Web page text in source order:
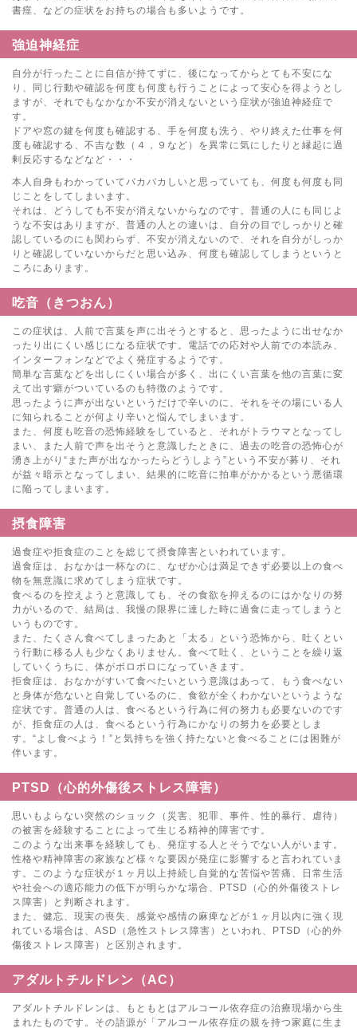
書痙、などの症状をお持ちの場合も多いようです。
強迫神経症
自分が行ったことに自信が持てずに、後になってからとても不安にな
り、同じ行動や確認を何度も何度も行うことによって安心を得ようとし
ますが、それでもなかなか不安が消えないという症状が強迫神経症で
す。
ドアや窓の鍵を何度も確認する、手を何度も洗う、やり終えた仕事を何
度も確認する、不吉な数（４，９など）を異常に気にしたりと縁起に過
剰反応するなどなど・・・
本人自身もわかっていてバカバカしいと思っていても、何度も何度も同
じことをしてしまいます。
それは、どうしても不安が消えないからなのです。普通の人にも同じよ
うな不安はありますが、普通の人との違いは、自分の目でしっかりと確
認しているのにも関わらず、不安が消えないので、それを自分がしっか
りと確認していないからだと思い込み、何度も確認してしまうというと
ころにあります。
吃音（きつおん）
この症状は、人前で言葉を声に出そうとすると、思ったように出せなか
ったり出にくい感じになる症状です。電話での応対や人前での本読み、
インターフォンなどでよく発症するようです。
簡単な言葉などを出しにくい場合が多く、出にくい言葉を他の言葉に変
えて出す癖がついているのも特徴のようです。
思ったように声が出ないというだけで辛いのに、それをその場にいる人
に知られることが何より辛いと悩んでしまいます。
また、何度も吃音の恐怖経験をしていると、それがトラウマとなってし
まい、また人前で声を出そうと意識したときに、過去の吃音の恐怖心が
湧き上がり“また声が出なかったらどうしよう”という不安が募り、それ
が益々暗示となってしまい、結果的に吃音に拍車がかかるという悪循環
に陥ってしまいます。
摂食障害
過食症や拒食症のことを総じて摂食障害といわれています。
過食症は、おなかは一杯なのに、なぜか心は満足できず必要以上の食べ
物を無意識に求めてしまう症状です。
食べるのを控えようと意識しても、その食欲を抑えるのにはかなりの努
力がいるので、結局は、我慢の限界に達した時に過食に走ってしまうと
いうものです。
また、たくさん食べてしまったあと「太る」という恐怖から、吐くとい
う行動に移る人も少なくありません。食べて吐く、ということを繰り返
していくうちに、体がボロボロになっていきます。
拒食症は、おなかがすいて食べたいという意識はあって、もう食べない
と身体が危ないと自覚しているのに、食欲が全くわかないというような
症状です。普通の人は、食べるという行為に何の努力も必要ないのです
が、拒食症の人は、食べるという行為にかなりの努力を必要としま
す。“よし食べよう！”と気持ちを強く持たないと食べることには困難が
伴います。
PTSD（心的外傷後ストレス障害）
思いもよらない突然のショック（災害、犯罪、事件、性的暴行、虐待）
の被害を経験することによって生じる精神的障害です。
このような出来事を経験しても、発症する人とそうでない人がいます。
性格や精神障害の家族など様々な要因が発症に影響すると言われていま
す。このような症状が１ヶ月以上持続し自覚的な苦悩や苦痛、日常生活
や社会への適応能力の低下が明らかな場合、PTSD（心的外傷後ストレ
ス障害）と判断されます。
また、健忘、現実の喪失、感覚や感情の麻痺などが１ヶ月以内に強く現
れている場合は、ASD（急性ストレス障害）といわれ、PTSD（心的外
傷後ストレス障害）と区別されます。
アダルトチルドレン（AC）
アダルトチルドレンは、もともとはアルコール依存症の治療現場から生
まれたものです。その語源が「アルコール依存症の親を持つ家庭に生ま